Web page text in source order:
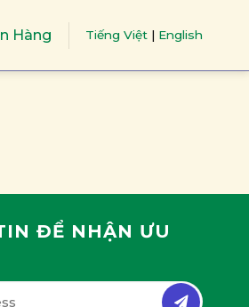
Hàng Tiếng Việt | English
ĐỂ NHẬN ƯU